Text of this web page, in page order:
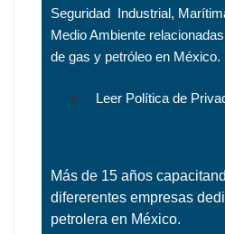
Seguridad Industrial,
Medio Ambiente
de gas y petróleo en México.
Leer Política de
Más de 15 años
difererentes empresas
petrolera en México.